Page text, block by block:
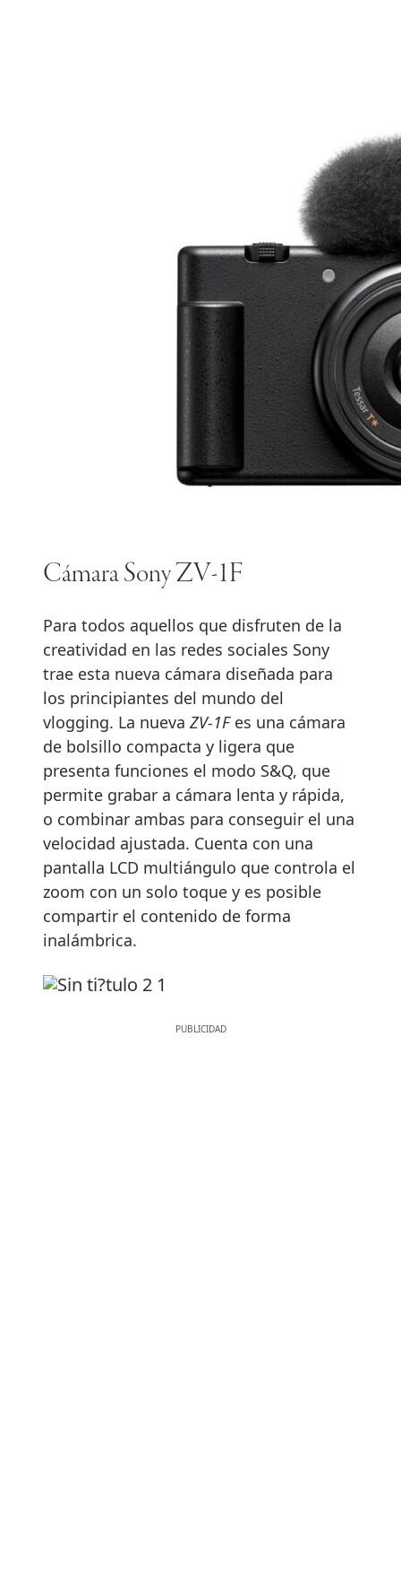
Cámara Sony ZV-1F
Para todos aquellos que disfruten de la
creatividad en las redes sociales Sony
trae esta nueva cámara diseñada para
los principiantes del mundo del
vlogging. La nueva ZV-1Fes una cámara
de bolsillo compacta y ligera que
presenta funciones el modo S&Q, que
permite grabar a cámara lenta y rápida,
o combinar ambas para conseguir el una
velocidad ajustada. Cuenta con una
pantalla LCD multiángulo que controla el
zoom con un solo toque y es posible
compartir el contenido de forma
inalámbrica.